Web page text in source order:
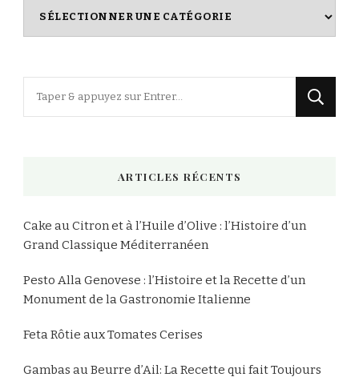
Index
ARTICLES RÉCENTS
Cake au Citron et à l’Huile d’Olive : l’Histoire d’un
Grand Classique Méditerranéen
Pesto Alla Genovese : l’Histoire et la Recette d’un
Monument de la Gastronomie Italienne
Feta Rôtie aux Tomates Cerises
Gambas au Beurre d’Ail: La Recette qui fait Toujours